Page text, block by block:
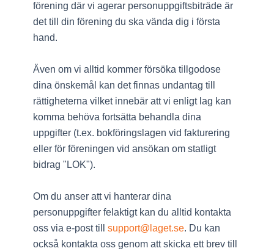
förening där vi agerar personuppgiftsbiträde är
det till din förening du ska vända dig i första
hand.
Även om vi alltid kommer försöka tillgodose
dina önskemål kan det finnas undantag till
rättigheterna vilket innebär att vi enligt lag kan
komma behöva fortsätta behandla dina
uppgifter (t.ex. bokföringslagen vid fakturering
eller för föreningen vid ansökan om statligt
bidrag "LOK").
Om du anser att vi hanterar dina
personuppgifter felaktigt kan du alltid kontakta
oss via e-post till support@laget.se. Du kan
också kontakta oss genom att skicka ett brev till